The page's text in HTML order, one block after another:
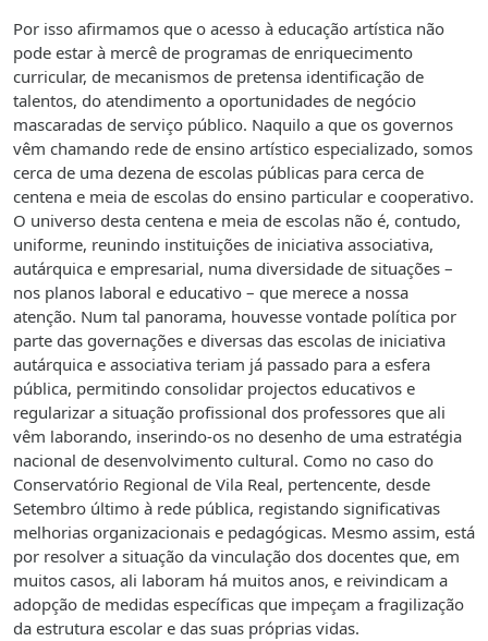
Por isso afirmamos que o acesso à educação artística não
pode estar à mercê de programas de enriquecimento
curricular, de mecanismos de pretensa identificação de
talentos, do atendimento a oportunidades de negócio
mascaradas de serviço público. Naquilo a que os governos
vêm chamando rede de ensino artístico especializado, somos
cerca de uma dezena de escolas públicas para cerca de
centena e meia de escolas do ensino particular e cooperativo.
O universo desta centena e meia de escolas não é, contudo,
uniforme, reunindo instituições de iniciativa associativa,
autárquica e empresarial, numa diversidade de situações –
nos planos laboral e educativo – que merece a nossa
atenção. Num tal panorama, houvesse vontade política por
parte das governações e diversas das escolas de iniciativa
autárquica e associativa teriam já passado para a esfera
pública, permitindo consolidar projectos educativos e
regularizar a situação profissional dos professores que ali
vêm laborando, inserindo-os no desenho de uma estratégia
nacional de desenvolvimento cultural. Como no caso do
Conservatório Regional de Vila Real, pertencente, desde
Setembro último à rede pública, registando significativas
melhorias organizacionais e pedagógicas. Mesmo assim, está
por resolver a situação da vinculação dos docentes que, em
muitos casos, ali laboram há muitos anos, e reivindicam a
adopção de medidas específicas que impeçam a fragilização
da estrutura escolar e das suas próprias vidas.